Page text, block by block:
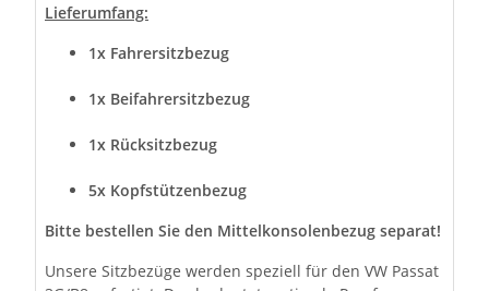
Lieferumfang:
1x Fahrersitzbezug
1x Beifahrersitzbezug
1x Rücksitzbezug
5x Kopfstützenbezug
Bitte bestellen Sie den Mittelkonsolenbezug separat!
Unsere Sitzbezüge werden speziell für den VW Passat